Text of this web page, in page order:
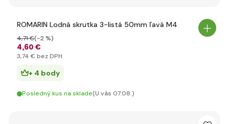
ROMARIN Lodná skrutka 3-listá 50mm ľavá M4
4,60 €
4,71 €(-2 %)
3,74 € bez DPH
+ 4 body
Posledný kus na sklade(U vás 07.08.)